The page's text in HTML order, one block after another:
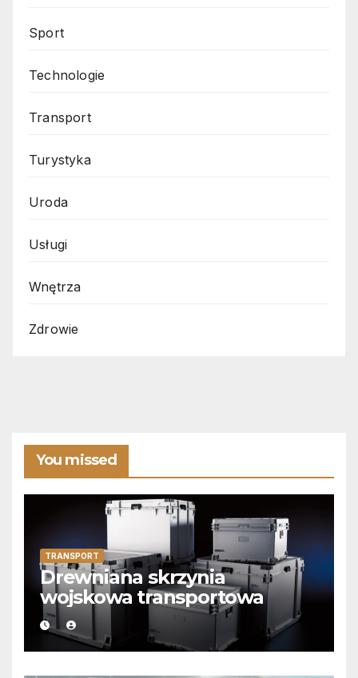
Sport
Technologie
Transport
Turystyka
Uroda
Usługi
Wnętrza
Zdrowie
You missed
TRANSPORT
Drewniana skrzynia
wojskowa transportowa